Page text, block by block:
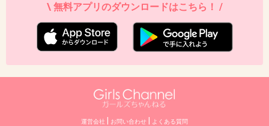
\ 無料アプリのダウンロードはこちら！ /
運営会社 お問い合わせ よくある質問